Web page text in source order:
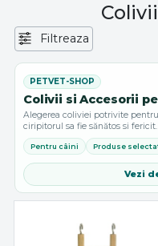
Filtreaza
Colivii si Accesorii
Alegerea coliviei potrivite
ciripitorul sa fie sănătos si
mare parte din viață lor si
Pentru câini Produse
Vezi